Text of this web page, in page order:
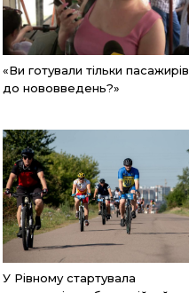
«Ви готували тільки пасажирів
до нововведень?»
У Рівному стартувала